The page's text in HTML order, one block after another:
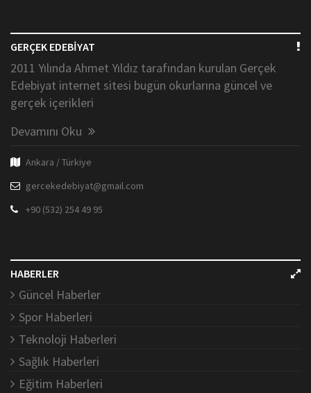
GERÇEK EDEBİYAT
2011 Yılında Ahmet Yıldız tarafından kurulan Gerçek
Edebiyat internet sitesi bugün okurlarına güncel ve
gerçek içerikleri
Devamını Oku
Ankara / Türkiye
gercekedebiyat@gmail.com
+90 (532) 254 49 95
HABERLER
Güncel Haberler
Spor Haberleri
Teknoloji Haberleri
Sağlık Haberleri
Eğitim Haberleri